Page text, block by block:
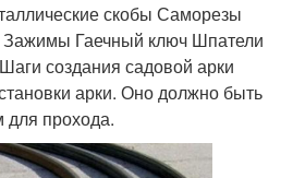
скобы Саморезы
Гаечный ключ Шпатели
создания садовой арки
арки. Оно должно быть
прохода.